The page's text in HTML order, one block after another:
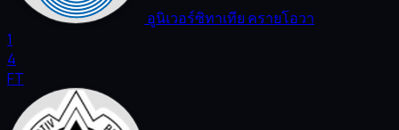
อูนิเวอร์ซิทาเทีย ครายโอวา
1
4
FT